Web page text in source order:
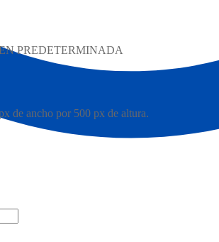
PREDETERMINADA
de ancho por 500 px de altura.